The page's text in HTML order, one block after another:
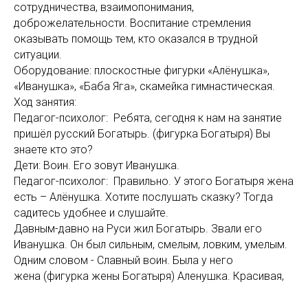
сотрудничества, взаимопонимания,
доброжелательности. Воспитание стремления
оказывать помощь тем, кто оказался в трудной
ситуации.
Оборудование: плоскостные фигурки «Алёнушка»,
«Иванушка», «Баба Яга», скамейка гимнастическая.
Ход занятия:
Педагог-психолог: Ребята, сегодня к нам на занятие
пришёл русский Богатырь. (фигурка Богатыря) Вы
знаете кто это?
Дети: Воин. Его зовут Иванушка.
Педагог-психолог: Правильно. У этого Богатыря жена
есть – Алёнушка. Хотите послушать сказку? Тогда
садитесь удобнее и слушайте.
Давным-давно на Руси жил Богатырь. Звали его
Иванушка. Он был сильным, смелым, ловким, умелым.
Одним словом - Славный воин. Была у него
жена (фигурка жены Богатыря) Аленушка. Красивая,